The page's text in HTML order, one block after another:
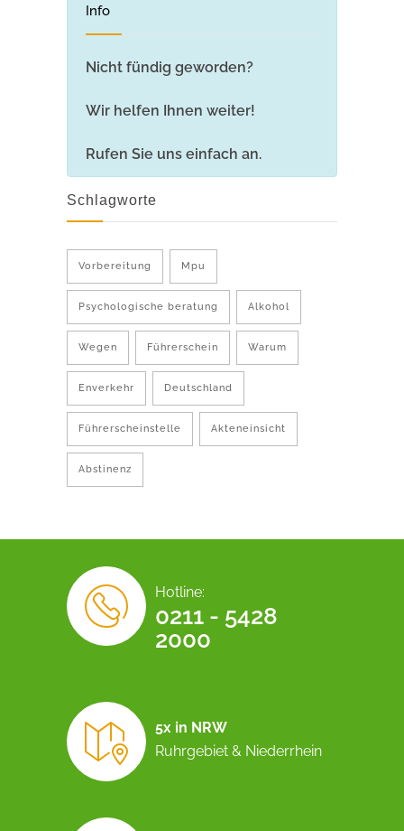
Info
Nicht fündig geworden?
Wir helfen Ihnen weiter!
Rufen Sie uns einfach an.
Schlagworte
Vorbereitung Mpu
Psychologische beratung Alkohol
Wegen Führerschein Warum
Enverkehr Deutschland
Führerscheinstelle Akteneinsicht
Abstinenz
Hotline:
0211 - 5428
2000
5x in NRW
Ruhrgebiet & Niederrhein